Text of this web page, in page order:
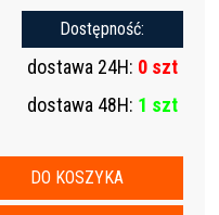
Dostępność:
dostawa 24H: 0 szt
dostawa 48H: 1 szt
DO KOSZYKA